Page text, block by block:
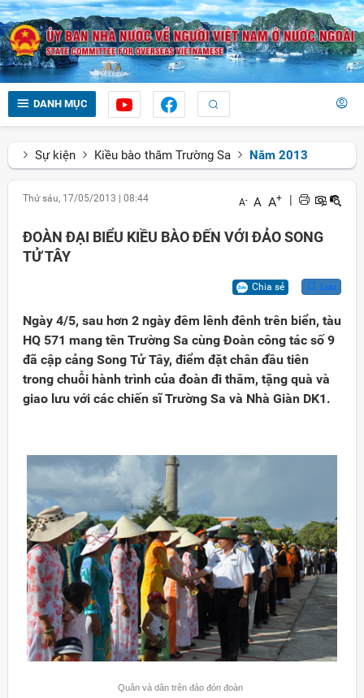
DANH MỤC
Sự kiện Kiều bào thăm Trường Sa Năm 2013
Thứ sáu, 17/05/2013 08:44 A- A A+ |
ĐOÀN ĐẠI BIỂU KIỀU BÀO ĐẾN VỚI ĐẢO SONG
TỬ TÂY
Chia sẻ Lưu
Ngày 4/5, sau hơn 2 ngày đêm lênh đênh trên biển, tàu
HQ 571 mang tên Trường Sa cùng Đoàn công tác số 9
đã cập cảng Song Tử Tây, điểm đặt chân đầu tiên
trong chuỗi hành trình của đoàn đi thăm, tặng quà và
giao lưu với các chiến sĩ Trường Sa và Nhà Giàn DK1.
Quân và dân trên đảo đón đoàn